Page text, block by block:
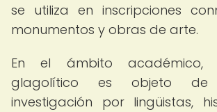
se utiliza en inscripciones
monumentos y obras de arte.
En el ámbito académico,
glagolítico es objeto
investigación por lingüistas,